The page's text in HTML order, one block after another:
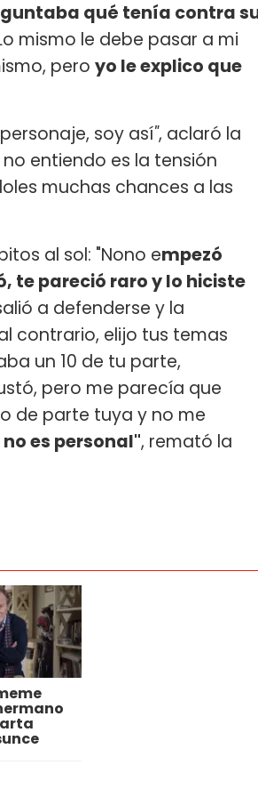
qué tenía contra
mismo le debe pasar a mi
pero yo le explico que
soy así", aclaró la
entiendo es la tensión
muchas chances a las
al sol: "Nono empezó
te pareció raro y lo hiciste
a defenderse y la
contrario, elijo tus temas
un 10 de tu parte,
pero me parecía que
de parte tuya y no me
es personal", remató la